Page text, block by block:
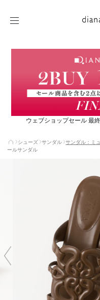
ウェブショップセール 最
シューズ サンダル サンダル：ミ
ールサンダル